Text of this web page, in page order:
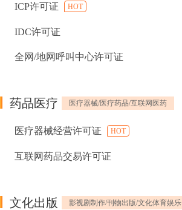
ICP许可证 HOT
IDC许可证
全网/地网呼叫中心许可证
药品医疗 医疗器械/医疗药品/互联网医药
医疗器械经营许可证 HOT
互联网药品交易许可证
文化出版 影视剧制作/刊物出版/文化体育娱乐